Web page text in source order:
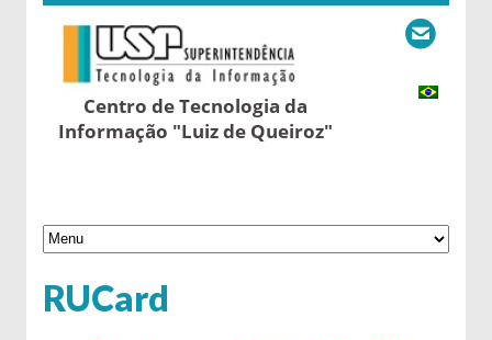
Centro de Tecnologia da
Informação "Luiz de Queiroz"
RUCard